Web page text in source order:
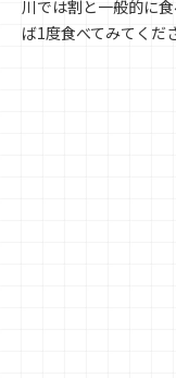
川では割と一般的に
ば1度食べてみてくだ